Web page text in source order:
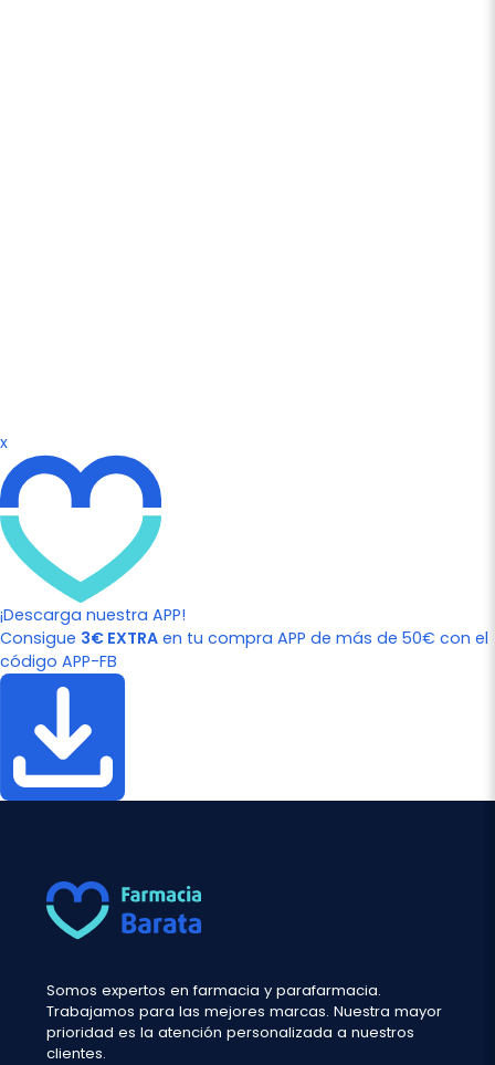
x
¡Descarga nuestra APP!
Consigue 3€ EXTRA en tu compra APP de más de 50€ con el
código APP-FB
Somos expertos en farmacia y parafarmacia.
Trabajamos para las mejores marcas. Nuestra mayor
prioridad es la atención personalizada a nuestros
clientes.